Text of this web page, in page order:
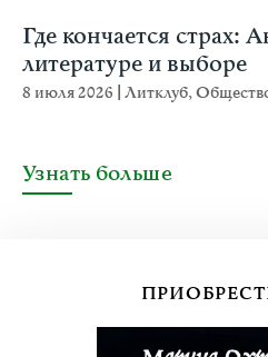
Где кончается страх:
литературе и выборе
8 июля 2026 Литклуб,
Узнать больше